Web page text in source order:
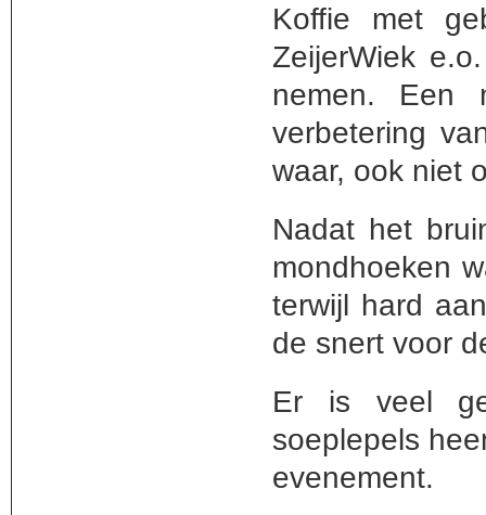
Koffie met
ZeijerWiek
nemen. Een
verbetering
waar, ook niet
Nadat het
mondhoeken
terwijl hard
de snert voor
Er is veel
soeplepels
evenement.